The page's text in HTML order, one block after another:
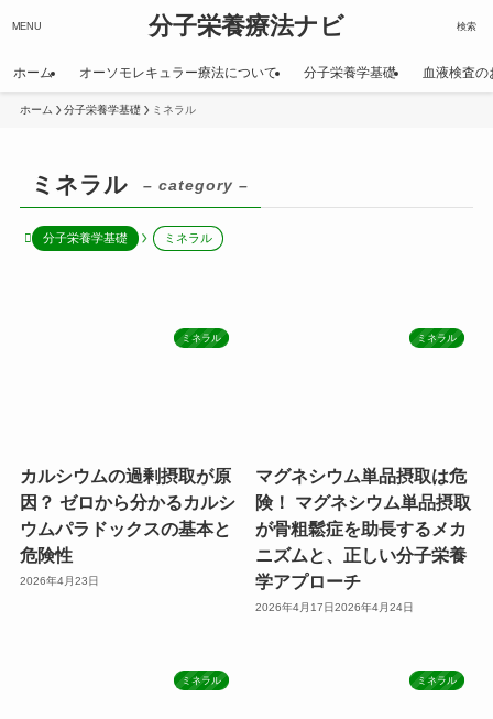
分子栄養療法ナビ 検索
MENU
ホーム オーソモレキュラー療法について 分子栄養学基礎 血液検査の
ホーム 分子栄養学基礎 ミネラル
ミネラル – category –
分子栄養学基礎 ミネラル
ミネラル
カルシウムの過剰摂取が原
因？ ゼロから分かるカルシ
ウムパラドックスの基本と
危険性
2026年4月23日
ミネラル
マグネシウム単品摂取は危
険！ マグネシウム単品摂取
が骨粗鬆症を助長するメカ
ニズムと、正しい分子栄養
学アプローチ
2026年4月17日2026年4月24日
ミネラル ミネラル